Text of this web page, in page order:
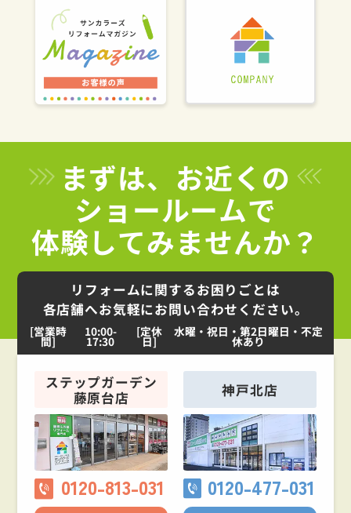
まずは、お近くの
ショールームで
体験してみませんか？
リフォームに関するお困りごとは
各店舗へお気軽にお問い合わせください。
[営業時
間]
10:00-
17:30
[定休
日]
水曜・祝日・第2日曜日・不定
休あり
ステップガーデン
藤原台店
0120-813-031
神戸北店
0120-477-031